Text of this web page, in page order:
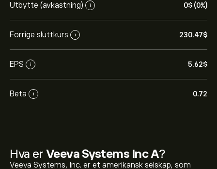
Utbytte (avkastning) i 0‎$‎ (0%)
Forrige sluttkurs i 230.47‎$‎
EPS i 5.62‎$‎
Beta i 0.72
Hva er Veeva Systems Inc A?
Veeva Systems, Inc. er et amerikansk selskap, som